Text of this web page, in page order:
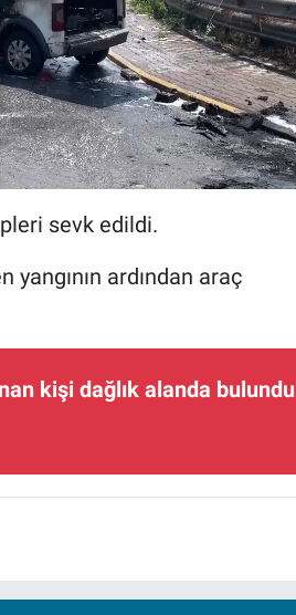
sevk edildi.
ardından araç
kişi dağlık alanda bulundu